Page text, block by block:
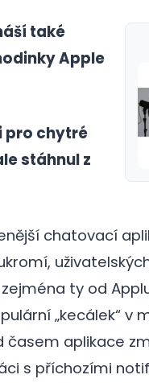
také
Apple
pro chytré
stáhnul z
chatovací
ty od
„kecálek“ v
časem aplikace
s příchozími